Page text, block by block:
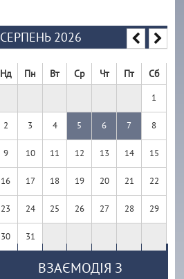
СЕРПЕНЬ 2026
Нд Пн Вт Ср Чт Пт Сб
1
2 3 4 5 6 7 8
9 10 11 12 13 14 15
16 17 18 19 20 21 22
23 24 25 26 27 28 29
30 31
ВЗАЄМОДІЯ З